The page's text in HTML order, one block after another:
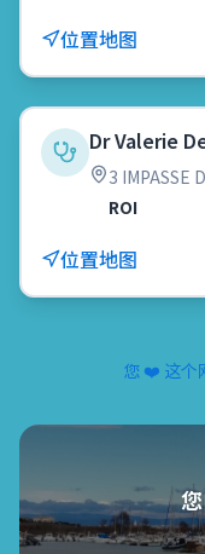
位置地图
Dr Valerie
3 IMPASSE
ROI
位置地图
您 ❤️ 这个